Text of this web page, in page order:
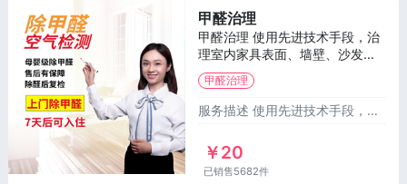
甲醛治理
甲醛治理 使用先进技术手段，治
理室内家具表面、墙壁、沙发、
床垫、窗帘、天花板等，治理完
成后再上门复检，确认各项达标
即可放心入住。 购买此服务需要
米按50m²收费），如有加盖、赠
送等超出建筑面积的情况，请按
甲醛治理
服务描述 使用先进技术手段，治理室内家具表面、墙壁、沙发、床垫、窗帘、天花板等，治理完成后再上门复检，确认各项达标即可放心入住。购
￥20
已销售5682件